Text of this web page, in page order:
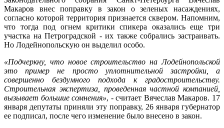
Макаров внес поправку в закон о зеленых насаждениях,
согласно которой территория признается сквером. Напомним,
что тогда под огнем критики спикера оказались еще три
участка на Петроградской - их также собрались застраивать.
Но Лодейнопольскую он выделил особо.
«Подчеркну, что новое строительство на Лодейнопольской
это пример не просто уплотнительной застройки, а
совершенно бездумного подхода к градостроительству.
Строительная экспертиза, проведенная частной компанией,
вызывает большие сомнения», - считает Вячеслав Макаров. 17
января депутаты приняли эту поправку, 26 января губернатор
ее подписал, после чего изменение было внесено в закон.